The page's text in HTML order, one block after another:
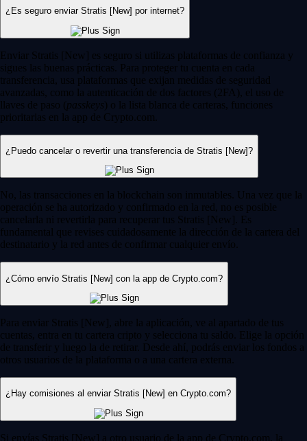
¿Es seguro enviar Stratis [New] por internet?
Enviar Stratis [New] es seguro si utilizas plataformas de confianza y
sigues las buenas prácticas. Para proteger tu cuenta en cada
transferencia, usa plataformas que exijan medidas de seguridad
avanzadas, como la autenticación de dos factores (2FA), el uso de
llaves de paso (passkeys ) o la lista blanca de carteras, funciones
prioritarias en la app de Crypto.com.
¿Puedo cancelar o revertir una transferencia de Stratis [New]?
No, las transacciones en la blockchain son inmutables. Una vez que la
operación se ha autorizado y confirmado en la red, no es posible
cancelarla ni revertirla para recuperar tus Stratis [New]. Es
fundamental que revises cuidadosamente la dirección de la cartera del
destinatario y la red antes de confirmar cualquier envío.
¿Cómo envío Stratis [New] con la app de Crypto.com?
Para enviar Stratis [New], abre la aplicación, ve al apartado de tus
cuentas, entra en tu cartera cripto y selecciona tu saldo. Elige la opción
de transferir y luego la de retirar. Desde ahí, podrás enviar los fondos a
otros usuarios de la plataforma o a una cartera externa.
¿Hay comisiones al enviar Stratis [New] en Crypto.com?
Si envías Stratis [New] a otro usuario de la app de Crypto.com, la